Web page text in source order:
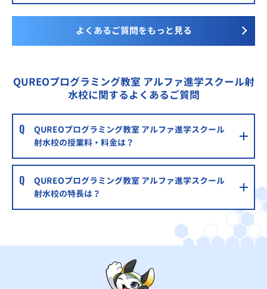
よくあるご質問をもっと見る
QUREOプログラミング教室 アルファ進学スクール射
水校に関するよくあるご質問
QUREOプログラミング教室 アルファ進学スクール
射水校の授業料・料金は？
QUREOプログラミング教室 アルファ進学スクール
射水校の特長は？